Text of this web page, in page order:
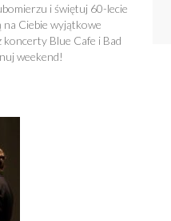
i świętuj 60-lecie
na Ciebie wyjątkowe
koncerty Blue Cafe i Bad
weekend!